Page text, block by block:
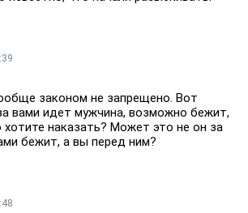
законом не запрещено. Вот
вами идет мужчина, возможно бежит,
хотите наказать? Может это не он за
бежит, а вы перед ним?